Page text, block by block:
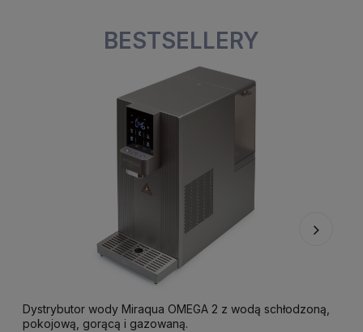
BESTSELLERY
Dystrybutor wody Miraqua OMEGA 2 z wodą schłodzoną,
pokojową, gorącą i gazowaną.